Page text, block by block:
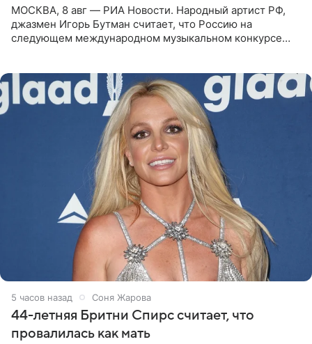
МОСКВА, 8 авг — РИА Новости. Народный артист РФ,
джазмен Игорь Бутман считает, что Россию на
следующем международном музыкальном конкурсе
5 часов назад Соня Жарова
44-летняя Бритни Спирс считает, что
провалилась как мать